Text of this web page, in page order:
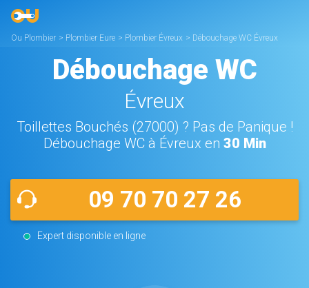
Ou Plombier > Plombier Eure > Plombier Évreux > Débouchage WC Évreux
Débouchage WC
Évreux
Toillettes Bouchés (27000) ? Pas de Panique !
Débouchage WC à Évreux en 30 Min
09 70 70 27 26
Expert disponible en ligne